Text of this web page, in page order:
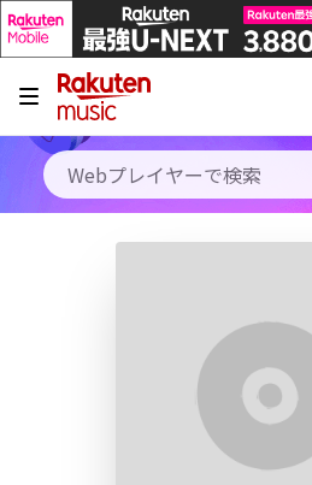
キャンペーン
料金プラン
使い方